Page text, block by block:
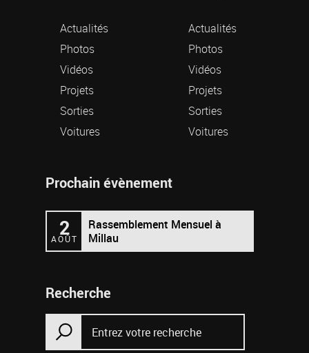
Actualités
Photos
Vidéos
Projets
Sorties
Voitures
Actualités
Photos
Vidéos
Projets
Sorties
Voitures
Prochain évènement
2
AOÛT
Rassemblement Mensuel à
Millau
Recherche